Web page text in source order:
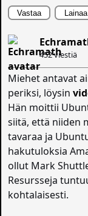
Vastaa Lainaa
452 viestiä
Miehet antavat
periksi, löysin
Hän moittii
siitä, että niiden
tavaraa ja
hakutuloksia
ollut Mark
Resursseja
kohtalaisesti.